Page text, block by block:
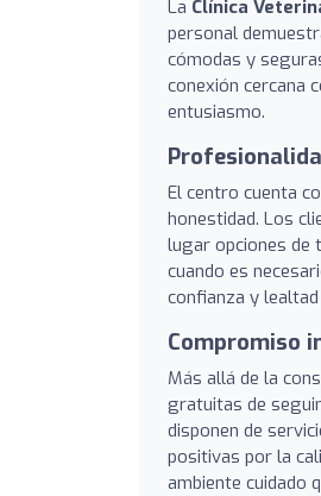
La Clínica
personal
cómodas y
conexión cercana
entusiasmo.
El centro cuenta
honestidad. Los
lugar opciones de
cuando es
confianza y
Compromiso
Más allá de la
gratuitas de
disponen de
positivas por la
ambiente cuidado